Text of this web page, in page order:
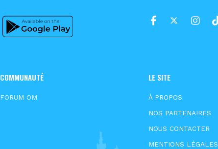
COMMUNAUTÉ
FORUM OM
LE SITE
À PROPOS
NOS PARTENAIRES
NOUS CONTACTER
MENTIONS LÉGALES